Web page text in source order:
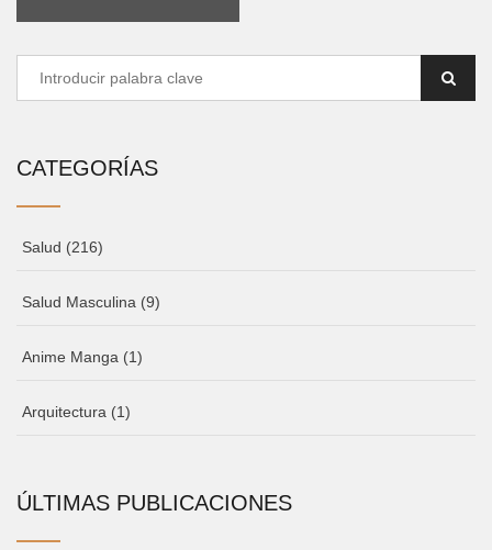
CATEGORÍAS
Salud (216)
Salud Masculina (9)
Anime Manga (1)
Arquitectura (1)
ÚLTIMAS PUBLICACIONES